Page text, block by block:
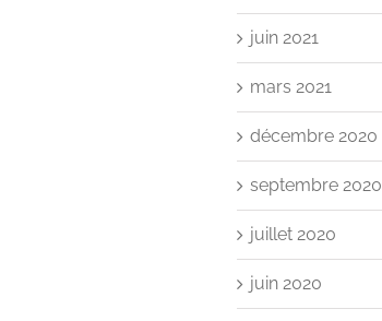
juin 2021
mars 2021
décembre 2020
septembre 2020
juillet 2020
juin 2020